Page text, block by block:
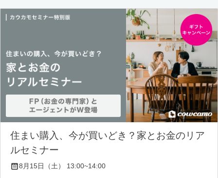
住まい購入、今が買いどき？家とお金のリア
ルセミナー
8月15日（土） 13:00~14:00